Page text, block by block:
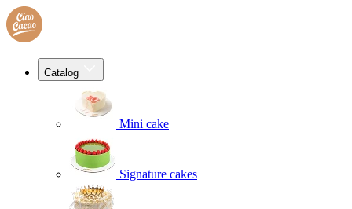
Catalog
Mini cake
Signature cakes